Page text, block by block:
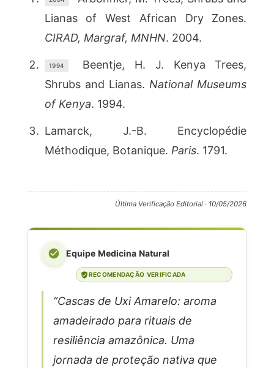
Lianas of West African Dry Zones.
CIRAD, Margraf, MNHN. 2004.
1994
Beentje, H. J. Kenya Trees,
Shrubs and Lianas.National Museums
of Kenya. 1994.
Lamarck, J.-B. Encyclopédie
Méthodique, Botanique. Paris. 1791.
Última Verificação Editorial · 10/05/2026
Equipe Medicina Natural
RECOMENDAÇÃO VERIFICADA
“Cascas de Uxi Amarelo: aroma
amadeirado para rituais de
resiliência amazônica. Uma
jornada de proteção nativa que